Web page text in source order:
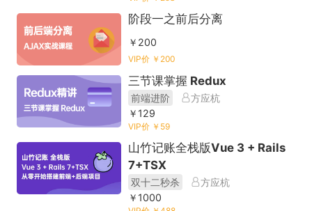
阶段一之前后分离
￥200
VIP价 ￥200
三节课掌握 Redux
前端进阶
方应杭
￥129
VIP价 ￥59
山竹记账全栈版Vue 3 + Rails
7+TSX
双十二秒杀
方应杭
￥1000